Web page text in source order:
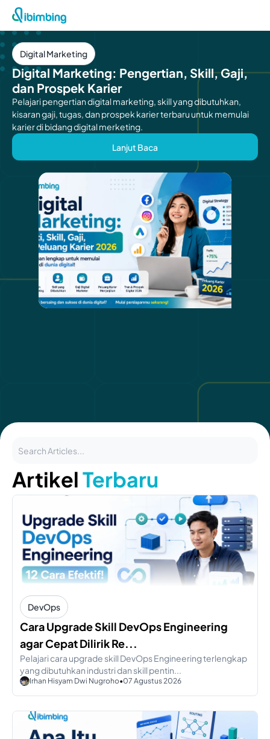
Digital Marketing
Digital Marketing: Pengertian, Skill, Gaji,
dan Prospek Karier
Pelajari pengertian digital marketing, skill yang dibutuhkan,
kisaran gaji, tugas, dan prospek karier terbaru untuk memulai
karier di bidang digital merketing.
Lanjut Baca
ArtikelTerbaru
DevOps
Cara Upgrade Skill DevOps Engineering
agar Cepat Dilirik Re...
Pelajari cara upgrade skill DevOps Engineering terlengkap
yang dibutuhkan industri dan skill pentin...
Irhan Hisyam Dwi Nugroho•07 Agustus 2026